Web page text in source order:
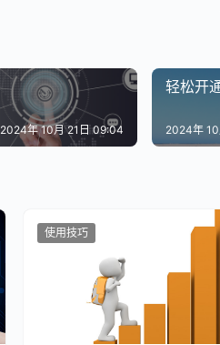
2024年 10月 21日 09:04
轻松开
2024年
使用技巧